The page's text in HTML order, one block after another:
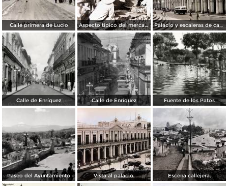
Calle primera de Lucio Aspecto tipico del mercado ( Circulada el 24 de Junio de 1940 ). Palacio y escaleras de catedral.
Calle de Enríquez Calle de Enríquez Fuente de los Patos
Paseo del Ayuntamiento Vista al palacio. Escena callejera.